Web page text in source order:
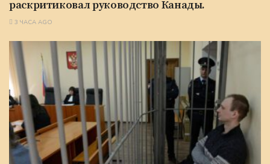
раскритиковал руководство Канады.
3 ЧАСА AGO